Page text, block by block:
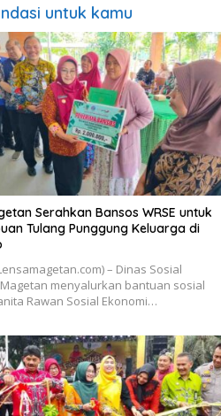
untuk kamu
Serahkan Bansos WRSE untuk
Tulang Punggung Keluarga di
– Dinas Sosial
menyalurkan bantuan sosial
Rawan Sosial Ekonomi…